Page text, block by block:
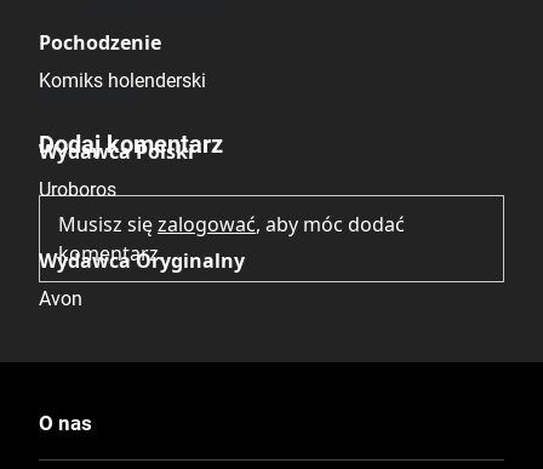
Pochodzenie
Komiks holenderski
Wydawca Polski
Uroboros
Wydawca Oryginalny
Avon
Data Wydania
26.02.2025
Brak opinii.
Dodaj komentarz
Musisz sięzalogować, aby móc dodać
komentarz.
O nas